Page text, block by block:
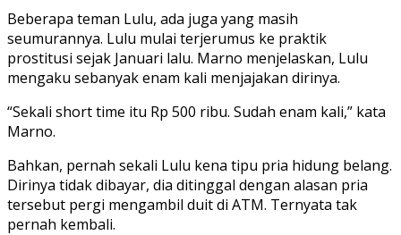
Beberapa teman Lulu, ada juga yang masih
seumurannya. Lulu mulai terjerumus ke praktik
prostitusi sejak Januari lalu. Marno menjelaskan, Lulu
mengaku sebanyak enam kali menjajakan dirinya.
“Sekali short time itu Rp 500 ribu. Sudah enam kali,” kata
Marno.
Bahkan, pernah sekali Lulu kena tipu pria hidung belang.
Dirinya tidak dibayar, dia ditinggal dengan alasan pria
tersebut pergi mengambil duit di ATM. Ternyata tak
pernah kembali.